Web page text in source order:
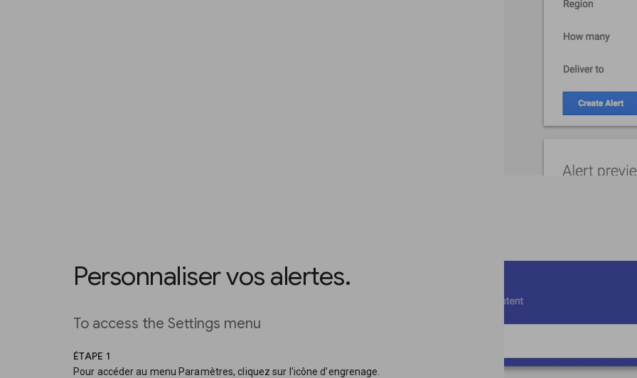
Personnaliser vos alertes.
To access the Settings menu
ÉTAPE 1
Pour accéder au menu Paramètres, cliquez sur l’icône d’engrenage.